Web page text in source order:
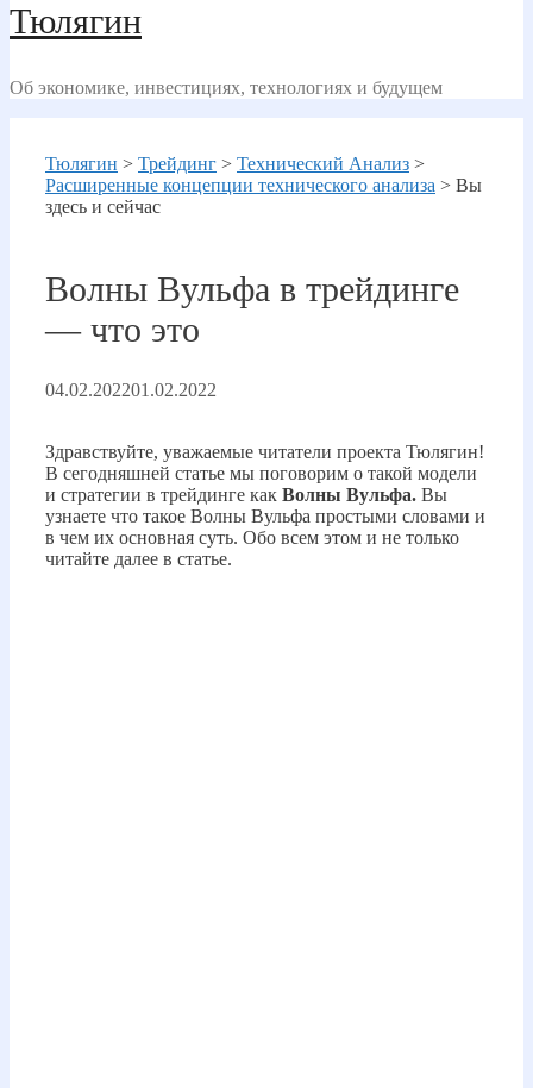
Тюлягин
Об экономике, инвестициях, технологиях и будущем
Тюлягин > Трейдинг > Технический Анализ >
Расширенные концепции технического анализа > Вы
здесь и сейчас
Волны Вульфа в трейдинге
— что это
04.02.202201.02.2022
Здравствуйте, уважаемые читатели проекта Тюлягин!
В сегодняшней статье мы поговорим о такой модели
и стратегии в трейдинге как Волны Вульфа. Вы
узнаете что такое Волны Вульфа простыми словами и
в чем их основная суть. Обо всем этом и не только
читайте далее в статье.